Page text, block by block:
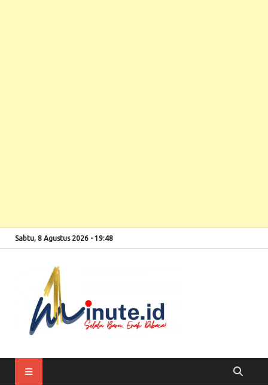
Sabtu, 8 Agustus 2026 - 19:48